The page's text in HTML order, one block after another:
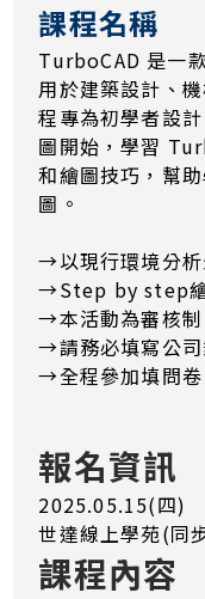
課程名稱
TurboCAD 是一
用於建築設計、
程專為初學者設
圖開始，學習
和繪圖技巧，幫
圖。
→以現行環境分析
→Step by step
→本活動為審核制
​→​​​​​​請務必填寫公
→全程參加填問卷
報名資訊
2025.05.15(四)
世達線上學苑(同
課程內容